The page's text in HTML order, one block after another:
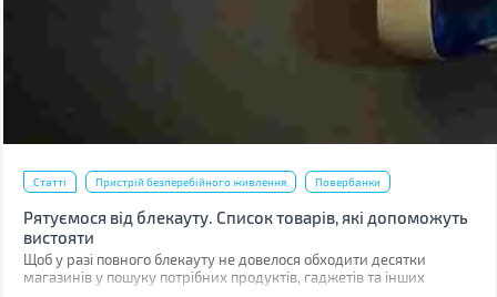
Статті Пристрій безперебійного живлення Повербанки
Рятуємося від блекауту. Список товарів, які допоможуть
вистояти
Щоб у разі повного блекауту не довелося обходити десятки
магазинів у пошуку потрібних продуктів, гаджетів та інших